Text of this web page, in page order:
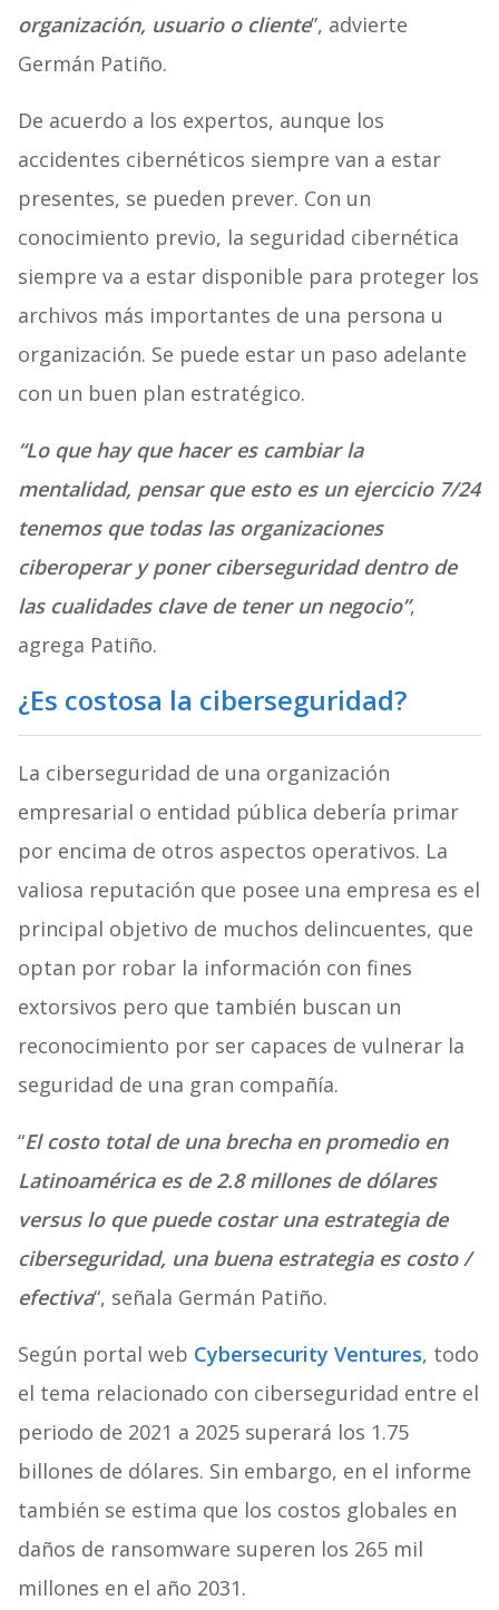
organización, usuario o cliente”, advierte
Germán Patiño.
De acuerdo a los expertos, aunque los
accidentes cibernéticos siempre van a estar
presentes, se pueden prever. Con un
conocimiento previo, la seguridad cibernética
siempre va a estar disponible para proteger los
archivos más importantes de una persona u
organización. Se puede estar un paso adelante
con un buen plan estratégico.
“Lo que hay que hacer es cambiar la
mentalidad, pensar que esto es un ejercicio 7/24
tenemos que todas las organizaciones
ciberoperar y poner ciberseguridad dentro de
las cualidades clave de tener un negocio”,
agrega Patiño.
¿Es costosa la ciberseguridad?
La ciberseguridad de una organización
empresarial o entidad pública debería primar
por encima de otros aspectos operativos. La
valiosa reputación que posee una empresa es el
principal objetivo de muchos delincuentes, que
optan por robar la información con fines
extorsivos pero que también buscan un
reconocimiento por ser capaces de vulnerar la
seguridad de una gran compañía.
“El costo total de una brecha en promedio en
Latinoamérica es de 2.8 millones de dólares
versus lo que puede costar una estrategia de
ciberseguridad, una buena estrategia es costo /
efectiva“, señala Germán Patiño.
Según portal web Cybersecurity Ventures, todo
el tema relacionado con ciberseguridad entre el
periodo de 2021 a 2025 superará los 1.75
billones de dólares. Sin embargo, en el informe
también se estima que los costos globales en
daños de ransomware superen los 265 mil
millones en el año 2031.